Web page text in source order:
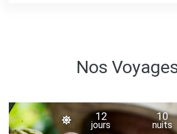
Nos
12
jours
10
nuits